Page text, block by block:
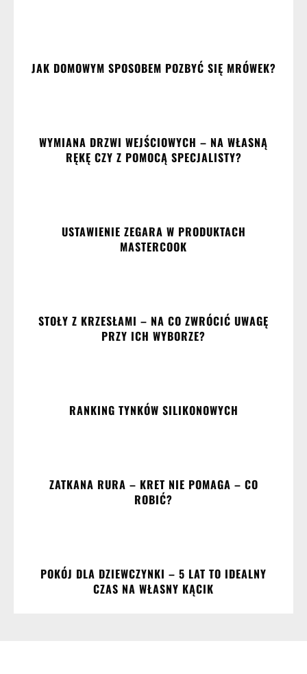
JAK DOMOWYM SPOSOBEM POZBYĆ SIĘ MRÓWEK?
WYMIANA DRZWI WEJŚCIOWYCH – NA WŁASNĄ
RĘKĘ CZY Z POMOCĄ SPECJALISTY?
USTAWIENIE ZEGARA W PRODUKTACH
MASTERCOOK
STOŁY Z KRZESŁAMI – NA CO ZWRÓCIĆ UWAGĘ
PRZY ICH WYBORZE?
RANKING TYNKÓW SILIKONOWYCH
ZATKANA RURA – KRET NIE POMAGA – CO
ROBIĆ?
POKÓJ DLA DZIEWCZYNKI – 5 LAT TO IDEALNY
CZAS NA WŁASNY KĄCIK